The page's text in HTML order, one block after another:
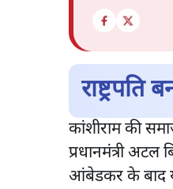
राष्ट्रपति
कांशीराम की
प्रधानमंत्री अटल
आंबेडकर के बाद